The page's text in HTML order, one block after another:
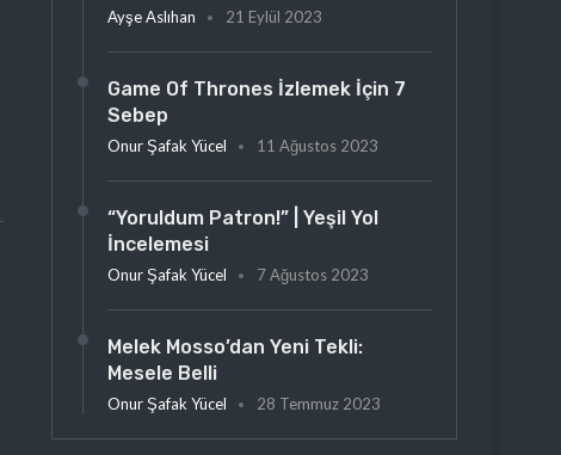
Ayşe Aslıhan 21 Eylül 2023
Game Of Thrones İzlemek İçin 7
Sebep
Onur Şafak Yücel 11 Ağustos 2023
“Yoruldum Patron!” | Yeşil Yol
İncelemesi
Onur Şafak Yücel 7 Ağustos 2023
Melek Mosso’dan Yeni Tekli:
Mesele Belli
Onur Şafak Yücel 28 Temmuz 2023